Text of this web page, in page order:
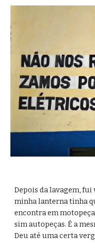
Depois da lavagem,
minha lanterna tinha
encontra em
sim autopeças. É a
Deu até uma certa